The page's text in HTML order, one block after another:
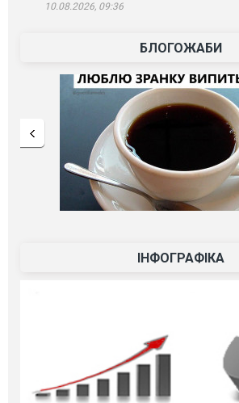
10.08.2026, 09:36
БЛОГОЖАБИ
ІНФОГРАФІКА